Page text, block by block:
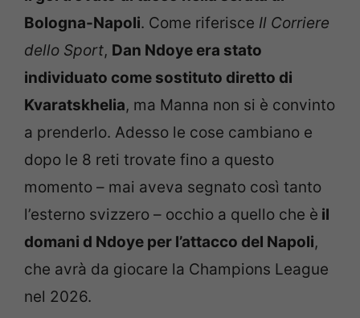
Bologna-Napoli. Come riferisce Il Corriere
dello Sport, Dan Ndoye era stato
individuato come sostituto diretto di
Kvaratskhelia, ma Manna non si è convinto
a prenderlo. Adesso le cose cambiano e
dopo le 8 reti trovate fino a questo
momento – mai aveva segnato così tanto
l’esterno svizzero – occhio a quello che è il
domani d Ndoye per l’attacco del Napoli,
che avrà da giocare la Champions League
nel 2026.